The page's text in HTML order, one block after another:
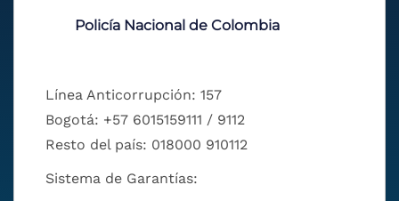
Policía Nacional de Colombia
Línea Anticorrupción: 157
Bogotá: +57 6015159111 / 9112
Resto del país: 018000 910112
Sistema de Garantías: